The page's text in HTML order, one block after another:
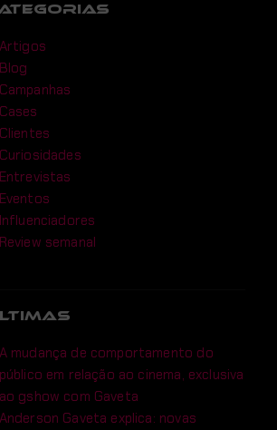
Artigos
Blog
Campanhas
Cases
Clientes
Curiosidades
Entrevistas
Eventos
Influenciadores
Review semanal
A mudança de comportamento do
público em relação ao cinema, exclusiva
ao gshow com Gaveta
Anderson Gaveta explica: novas